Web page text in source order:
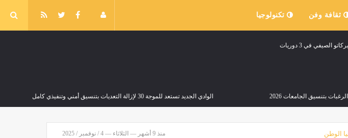
ثقافة وفن تكنولوجيا
في 3 دوريات
بتنسيق الجامعات 2026 الوادي الجديد تستعد للموجة 30 لإزالة التعديات بتنسيق أمني وتنفيذي كامل
الوطن منذ 9 أشهر — الثلاثاء — 4 / نوفمبر / 2025